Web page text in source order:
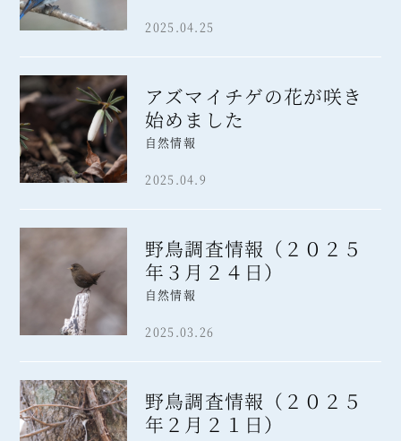
2025.04.25
アズマイチゲの花が咲き
始めました
自然情報
2025.04.9
野鳥調査情報（２０２５
年３月２４日）
自然情報
2025.03.26
野鳥調査情報（２０２５
年２月２１日）